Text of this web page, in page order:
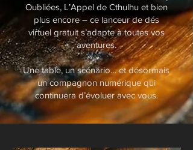
Oubliées, L’Appel de Cthulhu et bien
plus encore – ce lanceur de dés
virtuel gratuit s’adapte à toutes vos
aventures.
Une table, un scénario… et désormais
un compagnon numérique qui
continuera d’évoluer avec vous.